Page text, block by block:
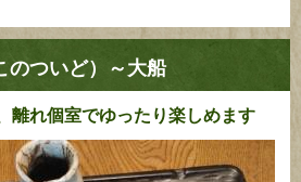
のついど）～大船
離れ個室でゆったり楽しめます